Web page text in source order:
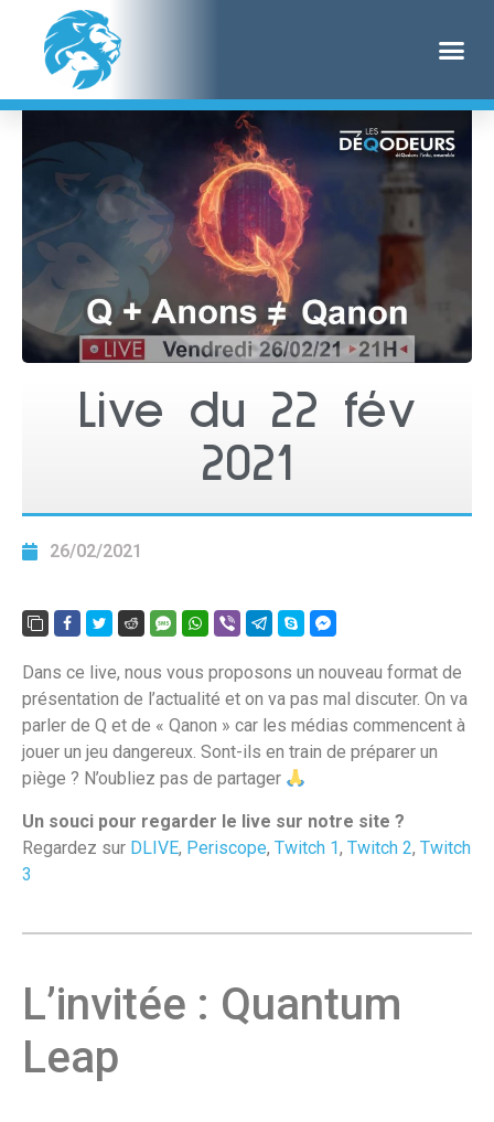
Live du 22 fév
2021
26/02/2021
Dans ce live, nous vous proposons un nouveau format de
présentation de l’actualité et on va pas mal discuter. On va
parler de Q et de « Qanon » car les médias commencent à
jouer un jeu dangereux. Sont-ils en train de préparer un
piège ? N’oubliez pas de partager
Un souci pour regarder le live sur notre site ?
Regardez sur DLIVE, Periscope, Twitch 1, Twitch 2, Twitch
3
L’invitée : Quantum
Leap